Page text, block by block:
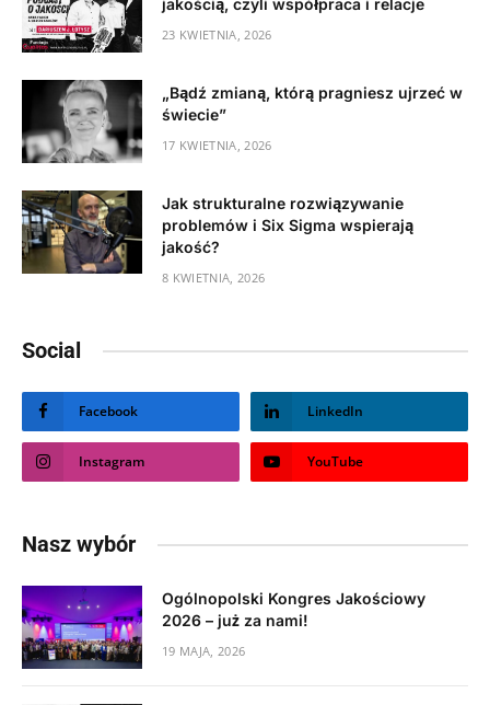
jakością, czyli współpraca i relacje
23 KWIETNIA, 2026
„Bądź zmianą, którą pragniesz ujrzeć w
świecie”
17 KWIETNIA, 2026
Jak strukturalne rozwiązywanie
problemów i Six Sigma wspierają
jakość?
8 KWIETNIA, 2026
Social
Facebook LinkedIn
Instagram YouTube
Nasz wybór
Ogólnopolski Kongres Jakościowy
2026 – już za nami!
19 MAJA, 2026